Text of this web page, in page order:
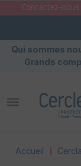
Contactez-
Qui sommes
Grands
menu
Accueil